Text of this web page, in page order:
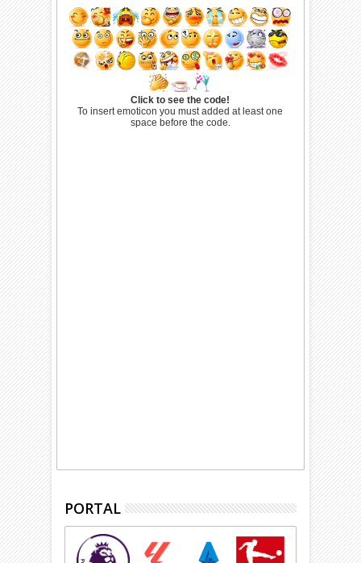
Click to see the code!
To insert emoticon you must added at least one
space before the code.
PORTAL